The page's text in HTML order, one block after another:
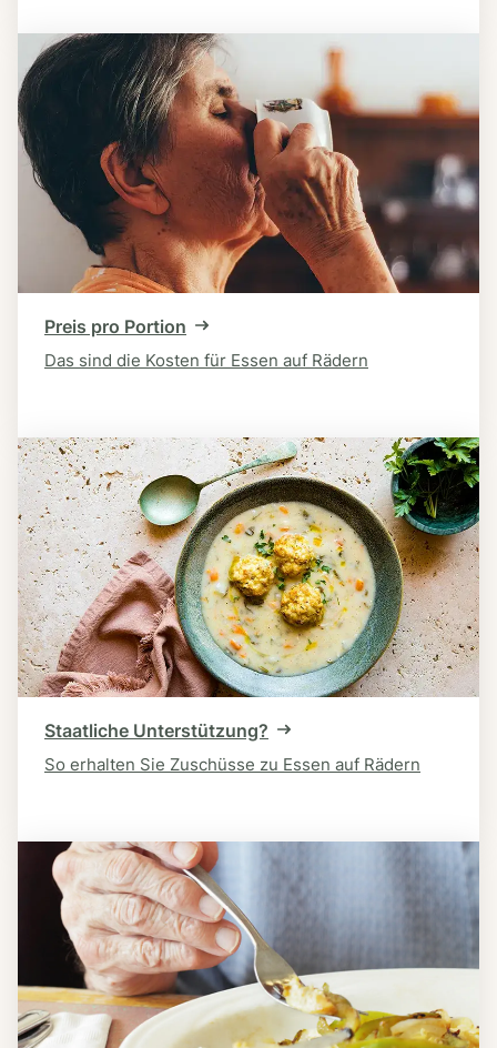
Preis pro Portion
Das sind die Kosten für Essen auf Rädern
Staatliche Unterstützung?
So erhalten Sie Zuschüsse zu Essen auf Rädern